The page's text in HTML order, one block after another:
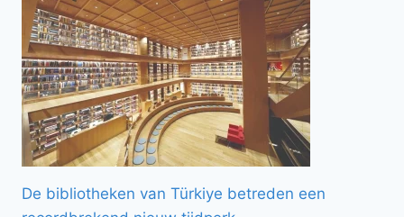
De bibliotheken van Türkiye betreden een